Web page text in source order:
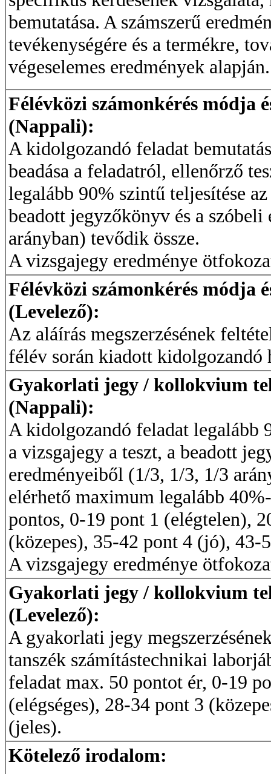
bemutatása. A számszerű
tevékenységére és a termékre,
végeselemes eredmények alapján.
Félévközi számonkérés módja
(Nappali):
A kidolgozandó feladat
beadása a feladatról, ellenőrző
legalább 90% szintű teljesítése
beadott jegyzőkönyv és a
arányban) tevődik össze.
A vizsgajegy eredménye
Félévközi számonkérés módja
(Levelező):
Az aláírás megszerzésének
félév során kiadott kidolgozandó
Gyakorlati jegy / kollokvium
(Nappali):
A kidolgozandó feladat legalább
a vizsgajegy a teszt, a beadott
eredményeiből (1/3, 1/3, 1/3
elérhető maximum legalább
pontos, 0-19 pont 1 (elégtelen),
(közepes), 35-42 pont 4 (jó), 43-
A vizsgajegy eredménye
Gyakorlati jegy / kollokvium
(Levelező):
A gyakorlati jegy
tanszék számítástechnikai
feladat max. 50 pontot ér, 0-19
(elégséges), 28-34 pont 3
(jeles).
Kötelező irodalom: